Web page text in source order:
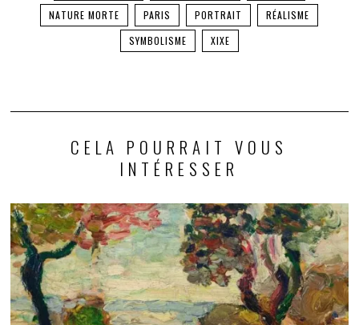
NATURE MORTE
PARIS PORTRAIT
RÉALISME
SYMBOLISME
XIXE
CELA POURRAIT VOUS
INTÉRESSER